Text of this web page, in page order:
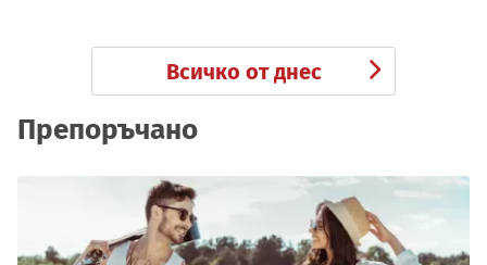
Всичко от днес
Препоръчано